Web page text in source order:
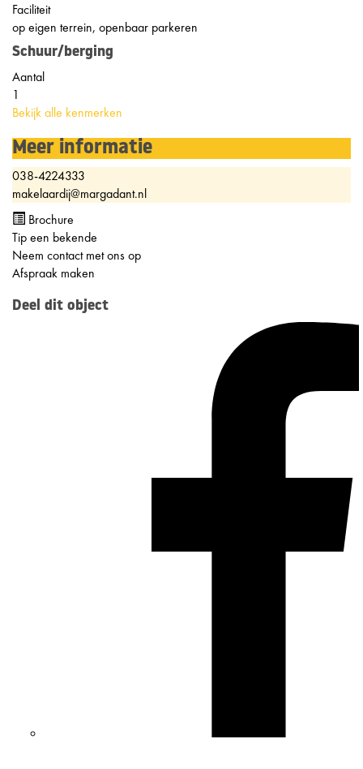
Faciliteit
op eigen terrein, openbaar parkeren
Schuur/berging
Aantal
1
Bekijk alle kenmerken
Meer informatie
038-4224333
makelaardij@margadant.nl
Brochure
Tip een bekende
Neem contact met ons op
Afspraak maken
Deel dit object